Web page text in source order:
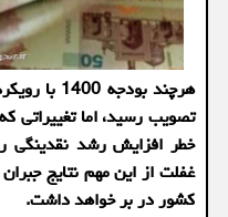
هرچند
تصویب رسید، اما تغییراتی
خطر افزایش رشد
غفلت از این مهم نتایج
کشور در بر خواهد داشت.